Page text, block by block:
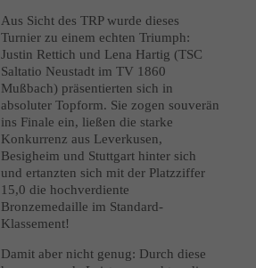
Aus Sicht des TRP wurde dieses
Turnier zu einem echten Triumph:
Justin Rettich und Lena Hartig (TSC
Saltatio Neustadt im TV 1860
Mußbach) präsentierten sich in
absoluter Topform. Sie zogen souverän
ins Finale ein, ließen die starke
Konkurrenz aus Leverkusen,
Besigheim und Stuttgart hinter sich
und ertanzten sich mit der Platzziffer
15,0 die hochverdiente
Bronzemedaille im Standard-
Klassement!
Damit aber nicht genug: Durch diese